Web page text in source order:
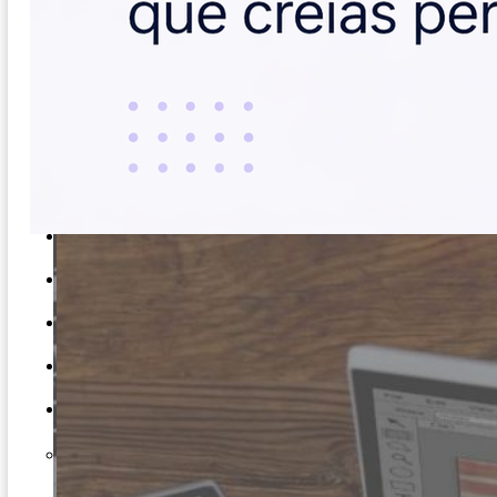
NOSOTROS
CREACIÓN